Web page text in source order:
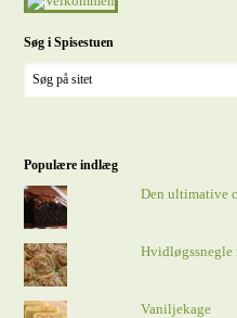
Søg i Spisestuen
Populære indlæg
Den ultimative
Hvidløgssnegle
Vaniljekage